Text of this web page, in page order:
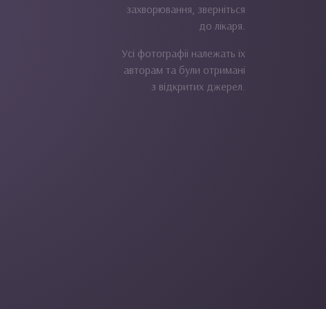
захворювання, зверніться
до лікаря.
Усі фотографії належать їх
авторам та були отримані
з відкритих джерел.